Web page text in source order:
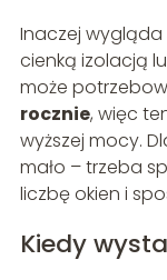
Inaczej
cienką izolacją
może
rocznie, więc
wyższej mocy.
mało – trzeba
liczbę okien i
Kiedy